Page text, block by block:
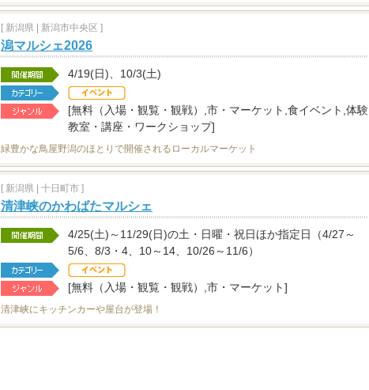
[ 新潟県 新潟市中央区 ]
潟マルシェ2026
4/19(日)、10/3(土)
[無料（入場・観覧・観戦）,市・マーケット,食イベント,体験
教室・講座・ワークショップ]
緑豊かな鳥屋野潟のほとりで開催されるローカルマーケット
[ 新潟県 十日町市 ]
清津峡のかわばたマルシェ
4/25(土)～11/29(日)の土・日曜・祝日ほか指定日（4/27～
5/6、8/3・4、10～14、10/26～11/6）
[無料（入場・観覧・観戦）,市・マーケット]
清津峡にキッチンカーや屋台が登場！